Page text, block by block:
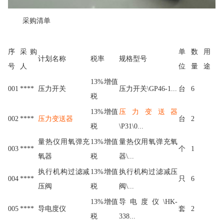
采购清单
序
号
采 购
人
计划名称 税率 规格型号
单
位
数
量
用
途
001 **** 压力开关
13%增值
税
压力开关\GP46-1... 台 6
002 **** 压力变送器
13%增值
税
压力变送器
\P31\0...
台 2
003 ****
量热仪用氧弹充
氧器
13%增值
税
量热仪用氧弹充氧
器\...
个 1
004 ****
执行机构过滤减
压阀
13%增值
税
执行机构过滤减压
阀\...
只 6
005 **** 导电度仪
13%增值
税
导 电 度仪\HK-
338...
套 2